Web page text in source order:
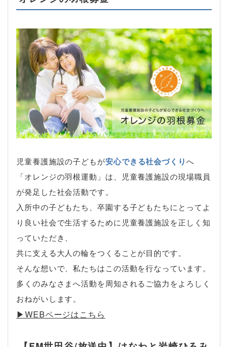
児童養護施設の子どもが安心できる社会づくりへ
「オレンジの羽根運動」は、児童養護施設の現場職員
が発足した社会活動です。
入所中の子どもたち、卒園する子どもたちにとってよ
り良い社会で生活するために児童養護施設を正しく知
っていただき、
共に支える大人の輪をつくることが目的です。
そんな想いで、私たちはこの活動を行なっています。
多くのみなさまへ活動を周知されるご協力をよろしく
おねがいします。
▶︎WEBページはこちら